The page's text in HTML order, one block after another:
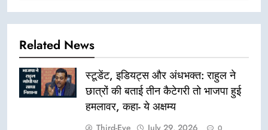
Related News
स्टूडेंट, इडियट्स और अंधभक्त: राहुल ने
छात्रों की बताई तीन कैटेगरी तो भाजपा हुई
हमलावर, कहा- ये अक्षम्य
Third-Eye July 29, 2026